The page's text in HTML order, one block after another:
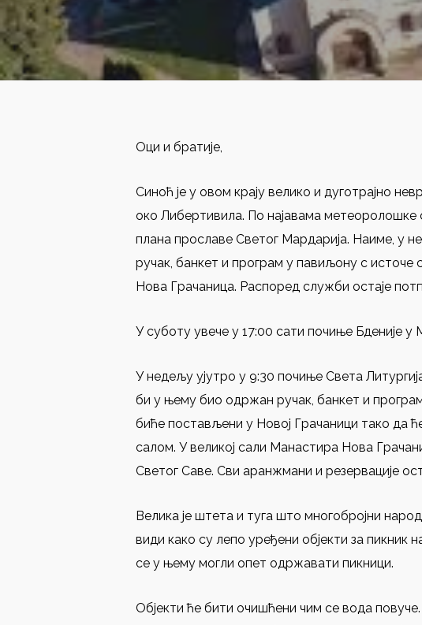
Оци и братије,
Синоћ је у овом крају велико и дуготрајно
око Либертивила. По најавама
плана прославе Светог Мардарија. Наиме, у
ручак, банкет и програм у павиљону с
Нова Грачаница. Распоред служби остаје
У суботу увече у 17:00 сати почиње Бденије у
У недељу ујутро у 9:30 почиње Света
би у њему био одржан ручак, банкет и
биће постављени у Новој Грачаници тако да
салом. У великој сали Манастира Нова
Светог Саве. Сви аранжмани и резервације
Велика је штета и туга што многобројни
види како су лепо уређени објекти за
се у њему могли опет одржавати пикници.
Објекти ће бити очишћени чим се вода